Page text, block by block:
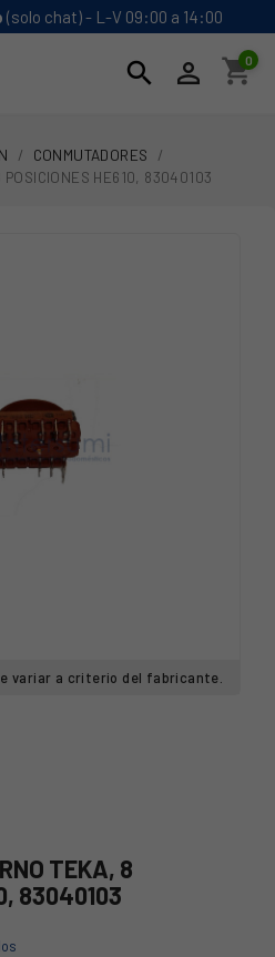
(solo chat) - L-V 09:00 a 14:00
search  shopping_cart
0
CONMUTADORES
POSICIONES HE610, 83040103
variar a criterio del fabricante.
TEKA, 8
83040103